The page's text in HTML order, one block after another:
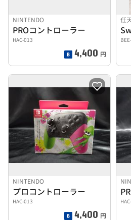
NINTENDO
PROコントローラー
HAC-013
4,400 円
任
NINTENDO
プロコントローラー
HAC-013
4,400 円